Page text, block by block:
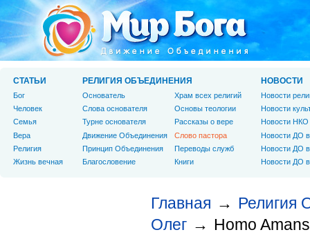
Главная → Религия
Олег → Homo
СТАТЬИ
Бог
Человек
Cемья
Вера
Религия
Жизнь вечная
РЕЛИГИЯ ОБЪЕДИНЕНИЯ
Основатель
Слова основателя
Турне основателя
Движение Объединения
Принцип Объединения
Благословение
Храм всех религий
Основы теологии
Рассказы о вере
Слово пастора
Переводы служб
Книги
НОВОСТИ
Новости
Новости
Новости НКО
Новости ДО
Новости ДО
Новости ДО